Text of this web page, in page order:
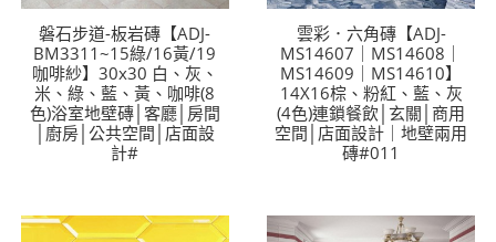
磐石步道-板岩磚【ADJ-
BM3311~15綠/16黃/19
咖啡紗】30x30 白、灰、
米、綠、藍、黃、咖啡(8
色)浴室地壁磚│客廳│房間
│廚房│公共空間│店面設
計#
雲彩．六角磚【ADJ-
MS14607｜MS14608｜
MS14609｜MS14610】
14X16棕、粉紅、藍、灰
(4色)連鎖餐飲│玄關│商用
空間│店面設計｜地壁兩用
磚#011